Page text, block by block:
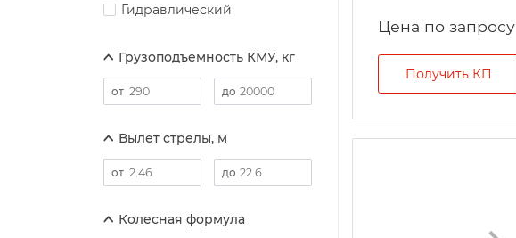
Гидравлический
Грузоподъемность КМУ, кг
Вылет стрелы, м
Колесная формула
Цена по запросу
Получить КП